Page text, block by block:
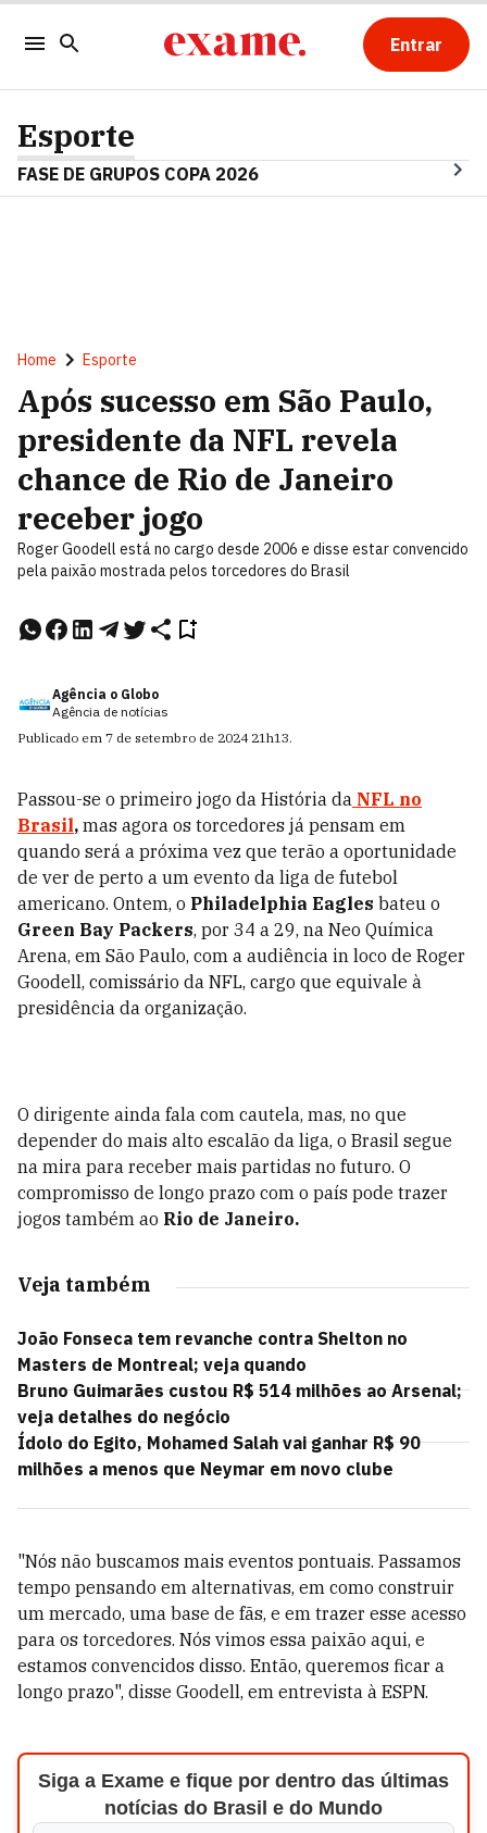
Entrar
Esporte
FASE DE GRUPOS COPA 2026
Home Esporte
Após sucesso em São Paulo,
presidente da NFL revela
chance de Rio de Janeiro
receber jogo
Roger Goodell está no cargo desde 2006 e disse estar convencido
pela paixão mostrada pelos torcedores do Brasil
Agência o Globo
Agência de notícias
Publicado em 7 de setembro de 2024 21h13.
Passou-se o primeiro jogo da História da NFL no
Brasil, mas agora os torcedores já pensam em
quando será a próxima vez que terão a oportunidade
de ver de perto a um evento da liga de futebol
americano. Ontem, o Philadelphia Eagles bateu o
Green Bay Packers, por 34 a 29, na Neo Química
Arena, em São Paulo, com a audiência in loco de Roger
Goodell, comissário da NFL, cargo que equivale à
presidência da organização.
O dirigente ainda fala com cautela, mas, no que
depender do mais alto escalão da liga, o Brasil segue
na mira para receber mais partidas no futuro. O
compromisso de longo prazo com o país pode trazer
jogos também ao Rio de Janeiro.
Veja também
João Fonseca tem revanche contra Shelton no
Masters de Montreal; veja quando
Bruno Guimarães custou R$ 514 milhões ao Arsenal;
veja detalhes do negócio
Ídolo do Egito, Mohamed Salah vai ganhar R$ 90
milhões a menos que Neymar em novo clube
"Nós não buscamos mais eventos pontuais. Passamos
tempo pensando em alternativas, em como construir
um mercado, uma base de fãs, e em trazer esse acesso
para os torcedores. Nós vimos essa paixão aqui, e
estamos convencidos disso. Então, queremos ficar a
longo prazo", disse Goodell, em entrevista à ESPN.
Siga a Exame e fique por dentro das últimas
notícias do Brasil e do Mundo